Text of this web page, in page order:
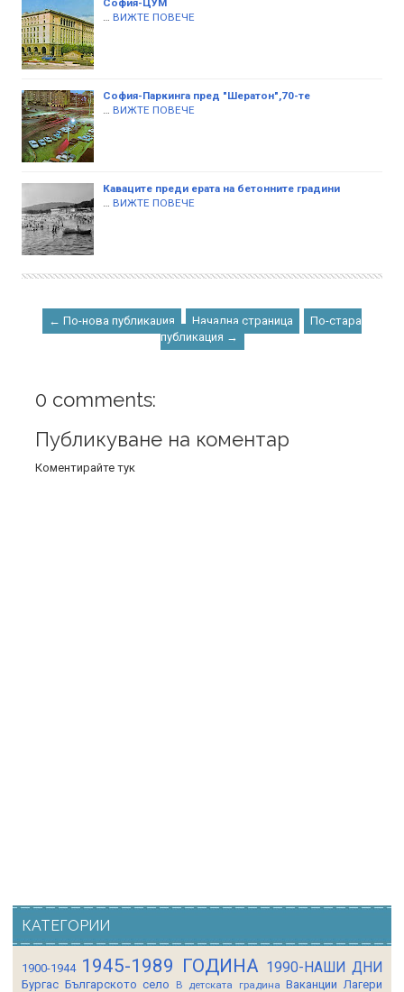
ВИЖТЕ ПОВЕЧЕ
София-Паркинга пред "Шератон",70-те
ВИЖТЕ ПОВЕЧЕ
Каваците преди ерата на бетонните градини
ВИЖТЕ ПОВЕЧЕ
← По-нова публикация Начална страница
По-стара
публикация →
0 comments:
Публикуване на коментар
Коментирайте тук
КАТЕГОРИИ
1900-1944 1945-1989 ГОДИНА 1990-НАШИ ДНИ
Бургас Българското село В детската градина Ваканции Лагери